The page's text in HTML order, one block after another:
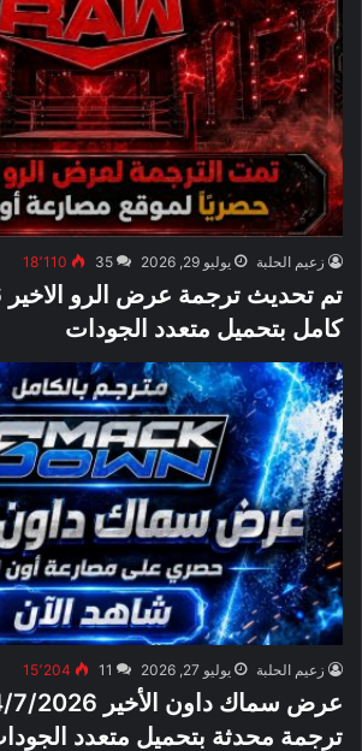
زعيم الحلبة يوليو 29, 2026 35 18٬110
كامل بتحميل متعدد الجودات
زعيم الحلبة يوليو 27, 2026 11 15٬204
ترجمة محدثة بتحميل متعدد